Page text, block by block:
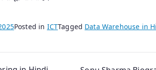
Posted in ICTTagged Data Warehouse in